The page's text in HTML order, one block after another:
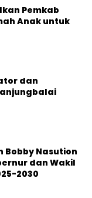
Pemkab
Anak untuk
dan
Bobby Nasution
dan Wakil
2030